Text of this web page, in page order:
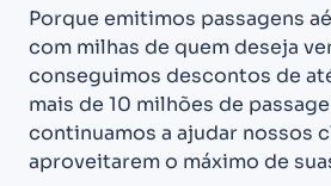
Porque emitimos passagens
com milhas de quem deseja
conseguimos descontos de
mais de 10 milhões de
continuamos a ajudar nossos
aproveitarem o máximo de